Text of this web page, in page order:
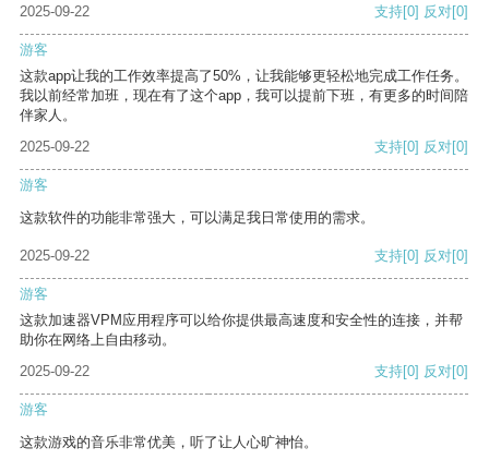
2025-09-22 支持[0] 反对[0]
游客
这款app让我的工作效率提高了50%，让我能够更轻松地完成工作任务。
我以前经常加班，现在有了这个app，我可以提前下班，有更多的时间陪
伴家人。
2025-09-22
支持[0] 反对[0]
游客
这款软件的功能非常强大，可以满足我日常使用的需求。
2025-09-22 支持[0] 反对[0]
游客
这款加速器VPM应用程序可以给你提供最高速度和安全性的连接，并帮
助你在网络上自由移动。
2025-09-22
支持[0] 反对[0]
游客
这款游戏的音乐非常优美，听了让人心旷神怡。